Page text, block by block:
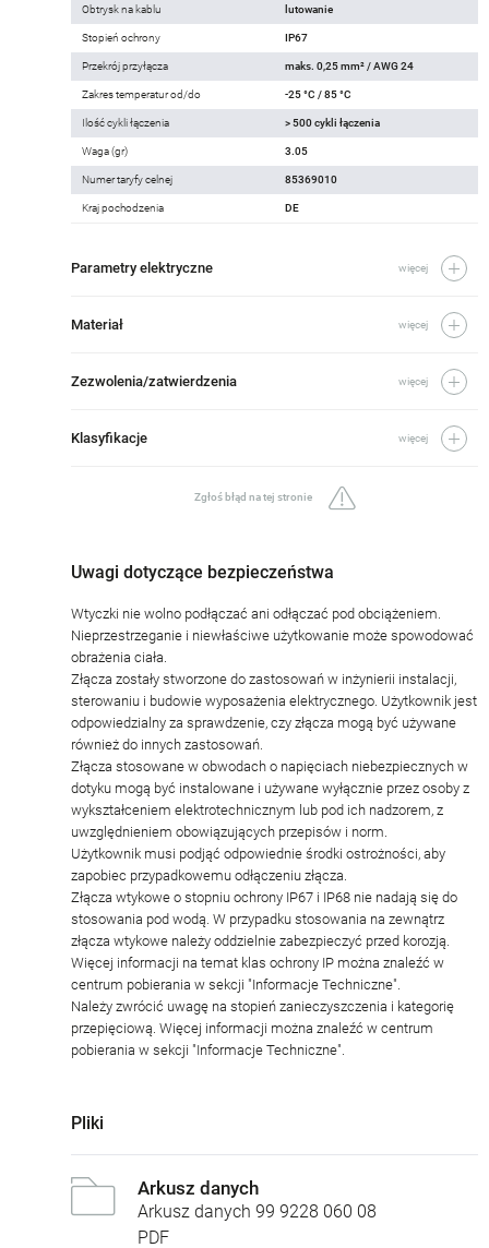
Obtrysk na kablu lutowanie
Stopień ochrony IP67
Przekrój przyłącza maks. 0,25 mm² / AWG 24
Zakres temperatur od/do -25 °C / 85 °C
Ilość cykli łączenia > 500 cykli łączenia
Waga (gr) 3.05
Numer taryfy celnej 85369010
Kraj pochodzenia DE
Parametry elektryczne więcej
Materiał więcej
Zezwolenia/zatwierdzenia więcej
Klasyfikacje więcej
Zgłoś błąd na tej stronie
Uwagi dotyczące bezpieczeństwa
Wtyczki nie wolno podłączać ani odłączać pod obciążeniem.
Nieprzestrzeganie i niewłaściwe użytkowanie może spowodować
obrażenia ciała.
Złącza zostały stworzone do zastosowań w inżynierii instalacji,
sterowaniu i budowie wyposażenia elektrycznego. Użytkownik jest
odpowiedzialny za sprawdzenie, czy złącza mogą być używane
również do innych zastosowań.
Złącza stosowane w obwodach o napięciach niebezpiecznych w
dotyku mogą być instalowane i używane wyłącznie przez osoby z
wykształceniem elektrotechnicznym lub pod ich nadzorem, z
uwzględnieniem obowiązujących przepisów i norm.
Użytkownik musi podjąć odpowiednie środki ostrożności, aby
zapobiec przypadkowemu odłączeniu złącza.
Złącza wtykowe o stopniu ochrony IP67 i IP68 nie nadają się do
stosowania pod wodą. W przypadku stosowania na zewnątrz
złącza wtykowe należy oddzielnie zabezpieczyć przed korozją.
Więcej informacji na temat klas ochrony IP można znaleźć w
centrum pobierania w sekcji "Informacje Techniczne".
Należy zwrócić uwagę na stopień zanieczyszczenia i kategorię
przepięciową. Więcej informacji można znaleźć w centrum
pobierania w sekcji "Informacje Techniczne".
Pliki
Arkusz danych
Arkusz danych 99 9228 060 08
PDF